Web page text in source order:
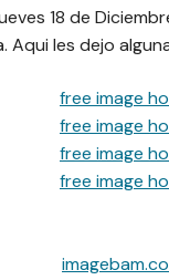
18 de
Aqui les dejo